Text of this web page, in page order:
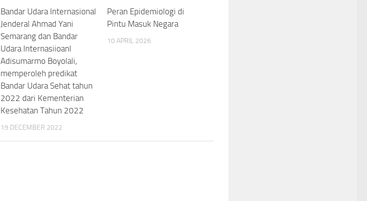
Bandar Udara Internasional
Jenderal Ahmad Yani
Semarang dan Bandar
Udara Internasiioanl
Adisumarmo Boyolali,
memperoleh predikat
Bandar Udara Sehat tahun
2022 dari Kementerian
Kesehatan Tahun 2022
19 DECEMBER 2022
Peran Epidemiologi di
Pintu Masuk Negara
10 APRIL 2026